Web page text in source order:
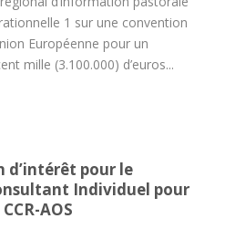
1 sur une convention
Européenne pour un
mille (3.100.000) d’euros...
pour le
Individuel pour
AOS